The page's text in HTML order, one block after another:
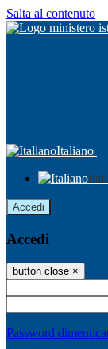
Salta al contenuto
Italiano
Accedi
Accedi
button close ×
Password